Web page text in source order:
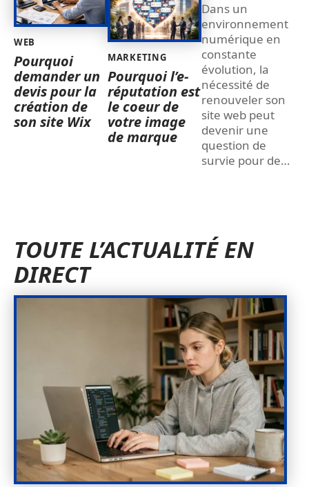
WEB
Pourquoi
demander un
devis pour la
création de
son site Wix
MARKETING
Pourquoi l’e-
réputation est
le coeur de
votre image
de marque
Dans un
environnement
numérique en
constante
évolution, la
nécessité de
renouveler son
site web peut
devenir une
question de
survie pour de…
TOUTE L’ACTUALITÉ EN
DIRECT